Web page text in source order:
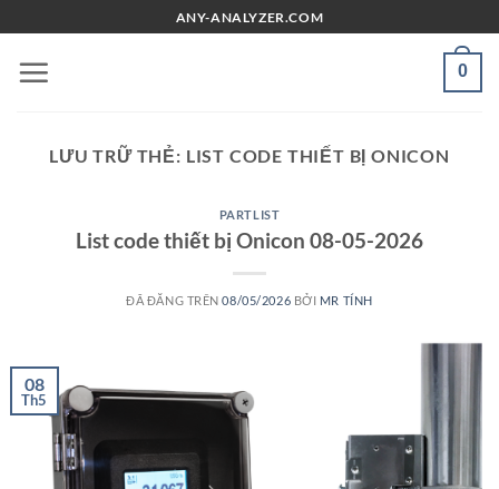
đến
nội
ANY-ANALYZER.COM
0
LƯU TRỮ THẺ: LIST CODE THIẾT BỊ ONICON
PARTLIST
List code thiết bị Onicon 08-05-2026
ĐÃ ĐĂNG TRÊN08/05/2026 BỞI MR TÍNH
08
Th5